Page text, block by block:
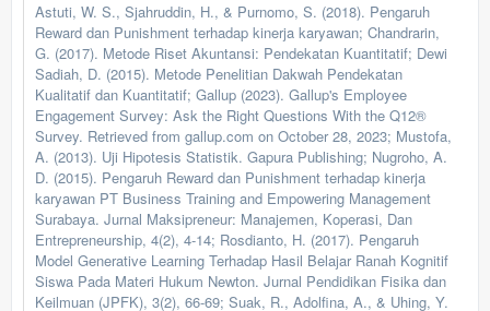
Astuti, W. S., Sjahruddin, H., & Purnomo, S. (2018). Pengaruh
Reward dan Punishment terhadap kinerja karyawan; Chandrarin,
G. (2017). Metode Riset Akuntansi: Pendekatan Kuantitatif; Dewi
Sadiah, D. (2015). Metode Penelitian Dakwah Pendekatan
Kualitatif dan Kuantitatif; Gallup (2023). Gallup's Employee
Engagement Survey: Ask the Right Questions With the Q12®
Survey. Retrieved from gallup.com on October 28, 2023; Mustofa,
A. (2013). Uji Hipotesis Statistik. Gapura Publishing; Nugroho, A.
D. (2015). Pengaruh Reward dan Punishment terhadap kinerja
karyawan PT Business Training and Empowering Management
Surabaya. Jurnal Maksipreneur: Manajemen, Koperasi, Dan
Entrepreneurship, 4(2), 4-14; Rosdianto, H. (2017). Pengaruh
Model Generative Learning Terhadap Hasil Belajar Ranah Kognitif
Siswa Pada Materi Hukum Newton. Jurnal Pendidikan Fisika dan
Keilmuan (JPFK), 3(2), 66-69; Suak, R., Adolfina, A., & Uhing, Y.